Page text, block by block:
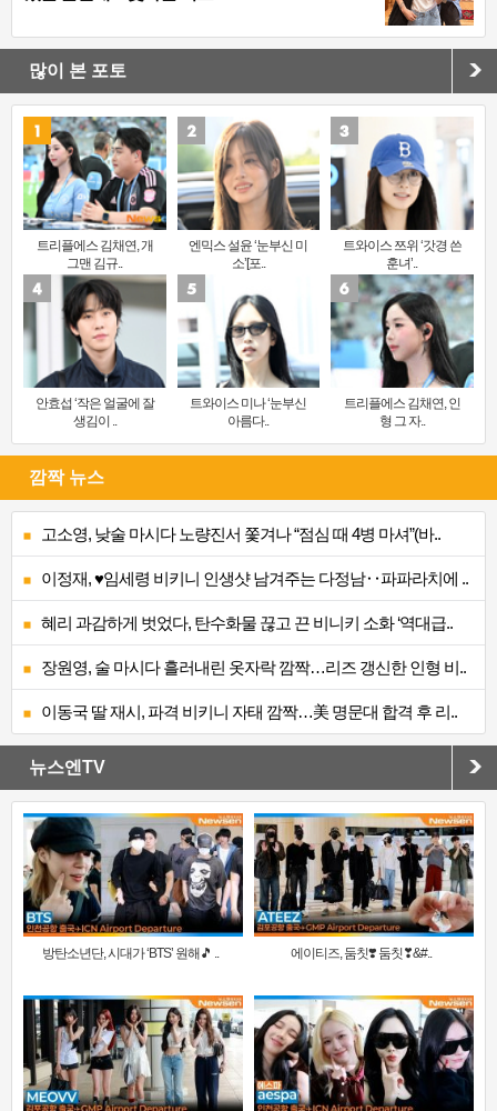
많이 본 포토
트리플에스 김채연, 개
그맨 김규..
엔믹스 설윤 ‘눈부신 미
소’[포..
트와이스 쯔위 ‘갓경 쓴
훈녀’..
안효섭 ‘작은 얼굴에 잘
생김이 ..
트와이스 미나 ‘눈부신
아름다..
트리플에스 김채연, 인
형 그 자..
깜짝 뉴스
고소영, 낮술 마시다 노량진서 쫓겨나 “점심 때 4병 마셔”(바..
이정재, ♥임세령 비키니 인생샷 남겨주는 다정남‥파파라치에 ..
혜리 과감하게 벗었다, 탄수화물 끊고 끈 비니키 소화 ‘역대급..
장원영, 술 마시다 흘러내린 옷자락 깜짝…리즈 갱신한 인형 비..
이동국 딸 재시, 파격 비키니 자태 깜짝…美 명문대 합격 후 리..
뉴스엔TV
방탄소년단, 시대가 ‘BTS’ 원해🎵 .. 에이티즈, 둠칫❣️ 둠칫❣&#..